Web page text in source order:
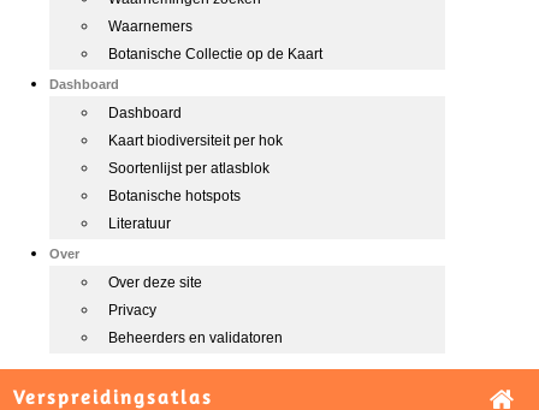
Waarnemers
Botanische Collectie op de Kaart
Dashboard
Dashboard
Kaart biodiversiteit per hok
Soortenlijst per atlasblok
Botanische hotspots
Literatuur
Over
Over deze site
Privacy
Beheerders en validatoren
Verspreidingsatlas